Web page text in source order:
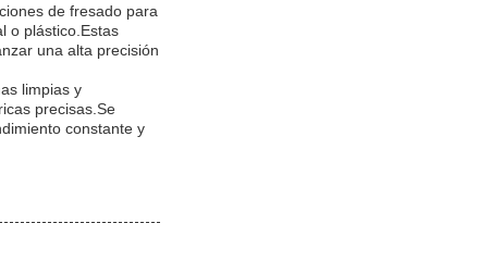
de fresado para
o plástico.Estas
una alta precisión
limpias y
precisas.Se
constante y